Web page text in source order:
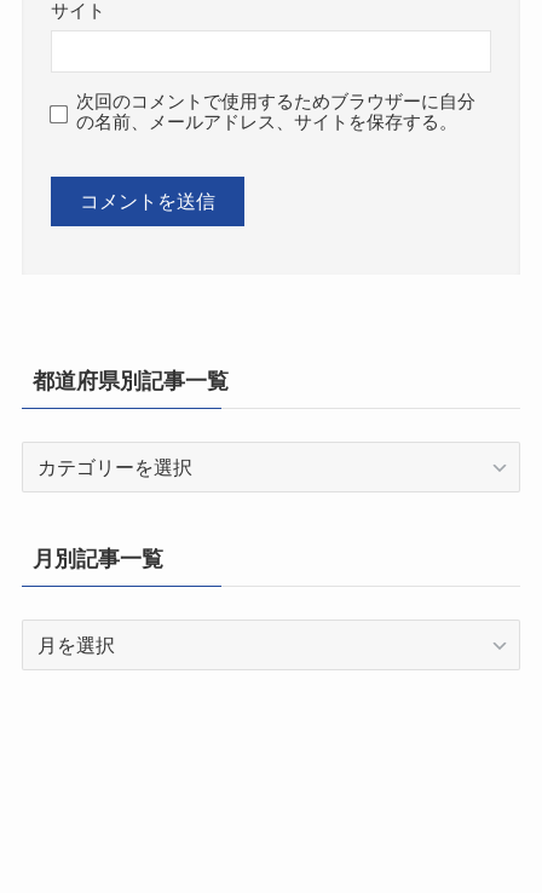
サイト
次回のコメントで使用するためブラウザーに自分
の名前、メールアドレス、サイトを保存する。
都道府県別記事一覧
県
別
一
月別記事一覧